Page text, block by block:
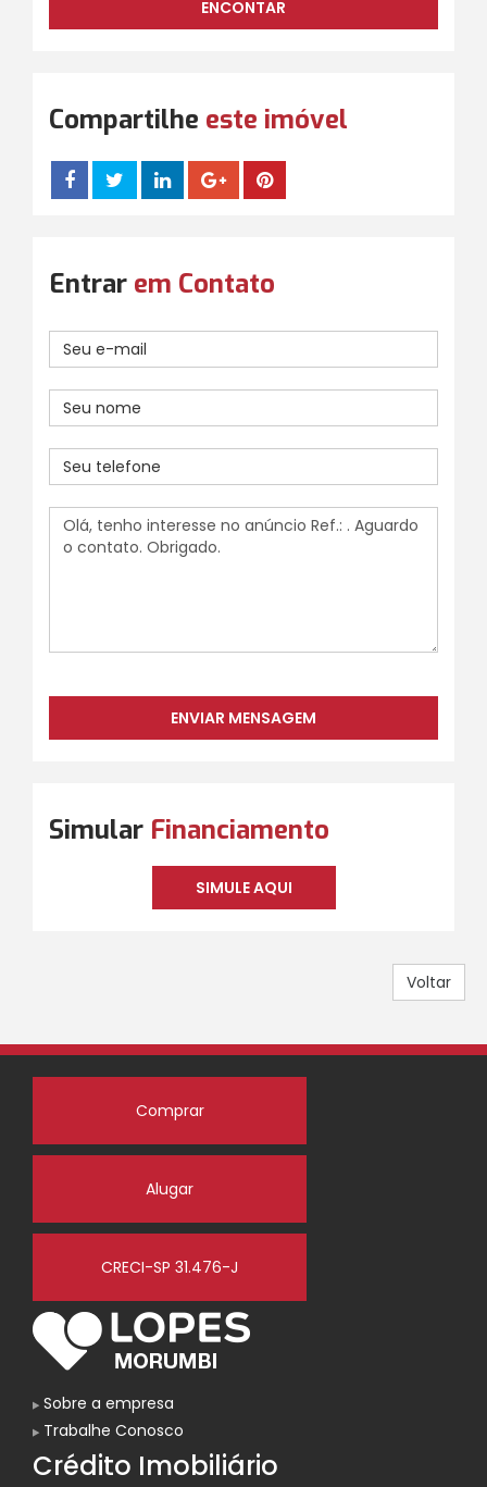
Compartilhe este imóvel
Entrar em Contato
Simular Financiamento
SIMULE AQUI
Voltar
Comprar
Alugar
CRECI-SP 31.476-J
Sobre a empresa
Trabalhe Conosco
Crédito Imobiliário